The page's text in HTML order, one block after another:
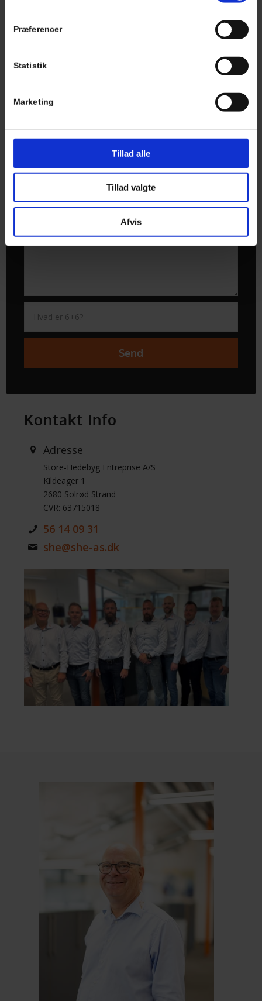
Præferencer
Statistik
Marketing
Tillad alle
Tillad valgte
Afvis
muligt. Det første skridt er en uforpligtende dialog.
Kontakt Info
Adresse
Store-Hedebyg Entreprise A/S
Kildeager 1
2680 Solrød Strand
CVR: 63715018
56 14 09 31
she@she-as.dk